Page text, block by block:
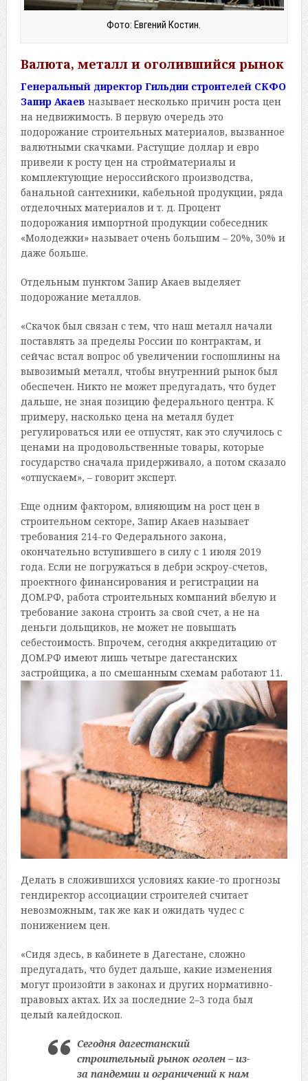
Фото: Евгений Костин.
Валюта, металл и оголившийся рынок
Генеральный директор Гильдии строителей СКФО
Запир Акаев называет несколько причин роста цен
на недвижимость. В первую очередь это
подорожание строительных материалов, вызванное
валютными скачками. Растущие доллар и евро
привели к росту цен на стройматериалы и
комплектующие нероссийского производства,
банальной сантехники, кабельной продукции, ряда
отделочных материалов и т. д. Процент
подорожания импортной продукции собеседник
«Молодежки» называет очень большим – 20%, 30% и
даже больше.
Отдельным пунктом Запир Акаев выделяет
подорожание металлов.
«Скачок был связан с тем, что наш металл начали
поставлять за пределы России по контрактам, и
сейчас встал вопрос об увеличении госпошлины на
вывозимый металл, чтобы внутренний рынок был
обеспечен. Никто не может предугадать, что будет
дальше, не зная позицию федерального центра. К
примеру, насколько цена на металл будет
регулироваться или ее отпустят, как это случилось с
ценами на продовольственные товары, которые
государство сначала придерживало, а потом сказало
«отпускаем», – говорит эксперт.
Еще одним фактором, влияющим на рост цен в
строительном секторе, Запир Акаев называет
требования 214-го Федерального закона,
окончательно вступившего в силу с 1 июля 2019
года. Если не погружаться в дебри эскроу-счетов,
проектного финансирования и регистрации на
ДОМ.РФ, работа строительных компаний вбелую и
требование закона строить за свой счет, а не на
деньги дольщиков, не может не повышать
себестоимость. Впрочем, сегодня аккредитацию от
ДОМ.РФ имеют лишь четыре дагестанских
застройщика, а по смешанным схемам работают 11.
Делать в сложившихся условиях какие-то прогнозы
гендиректор ассоциации строителей считает
невозможным, так же как и ожидать чудес с
понижением цен.
«Сидя здесь, в кабинете в Дагестане, сложно
предугадать, что будет дальше, какие изменения
могут произойти в законах и других нормативно-
правовых актах. Их за последние 2–3 года был
целый калейдоскоп.
Сегодня дагестанский
строительный рынок оголен – из-
за пандемии и ограничений к нам